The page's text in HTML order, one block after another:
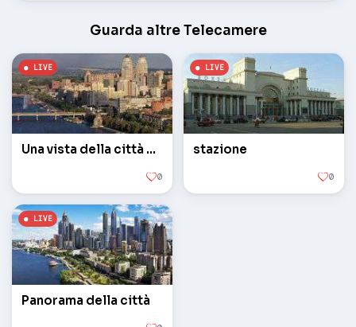
Guarda altre Telecamere
Una vista della città da un'altezza
0
stazione
0
Panorama della città